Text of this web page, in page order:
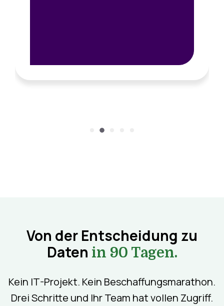
Von der Entscheidung zu
Daten in 90 Tagen.
Kein IT-Projekt. Kein Beschaffungsmarathon.
Drei Schritte und Ihr Team hat vollen Zugriff.